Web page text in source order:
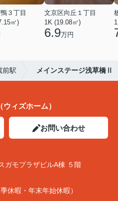
３丁目
㎡)
文京区向丘１丁目
1K (19.08㎡)
6.9万円
前駅 メインステージ浅草橋Ⅱ
ィズホーム）
お問い合わせ
ガモプラザビルA棟 ５階
休暇・年末年始休暇）